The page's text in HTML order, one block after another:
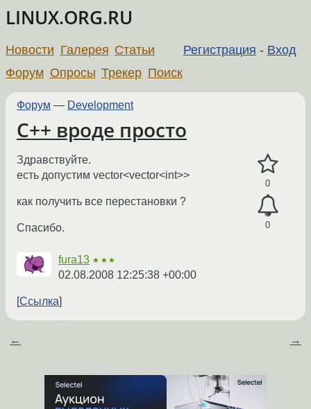
LINUX.ORG.RU
Регистрация - Вход
Новости Галерея Статьи
Форум Опросы Трекер Поиск
Форум — Development
С++ вроде просто
0
0
Здравствуйте.
есть допустим vector<vector<int>>
как получить все перестановки ?
Спасибо.
fura13 ★★★
02.08.2008 12:25:38 +00:00
Ссылка
← →